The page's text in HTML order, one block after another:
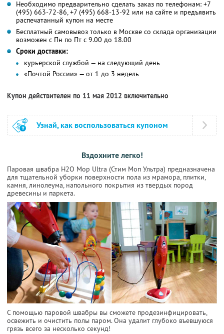
Необходимо предварительно сделать заказ по телефонам: +7
(495) 663-72-86, +7 (495) 668-13-92 или на сайте и предъявить
распечатанный купон на месте
Бесплатный самовывоз только в Москве со склада организации
возможен с Пн по Пт с 9.00 до 18.00
Сроки доставки:
курьерской службой — на следующий день
«Почтой России» — от 1 до 3 недель
Купон действителен по 11 мая 2012 включительно
Узнай, как воспользоваться купоном
Вздохните легко!
Паровая швабра H2O Mop Ultra (Стим Моп Ультра) предназначена
для тщательной уборки поверхности пола из мрамора, плитки,
камня, линолеума, напольного покрытия из твердых пород
древесины и паркета.
С помощью паровой швабры вы сможете продезинфицировать,
освежить и очистить полы паром. Она удалит глубоко въевшуюся
грязь всего за несколько секунд!